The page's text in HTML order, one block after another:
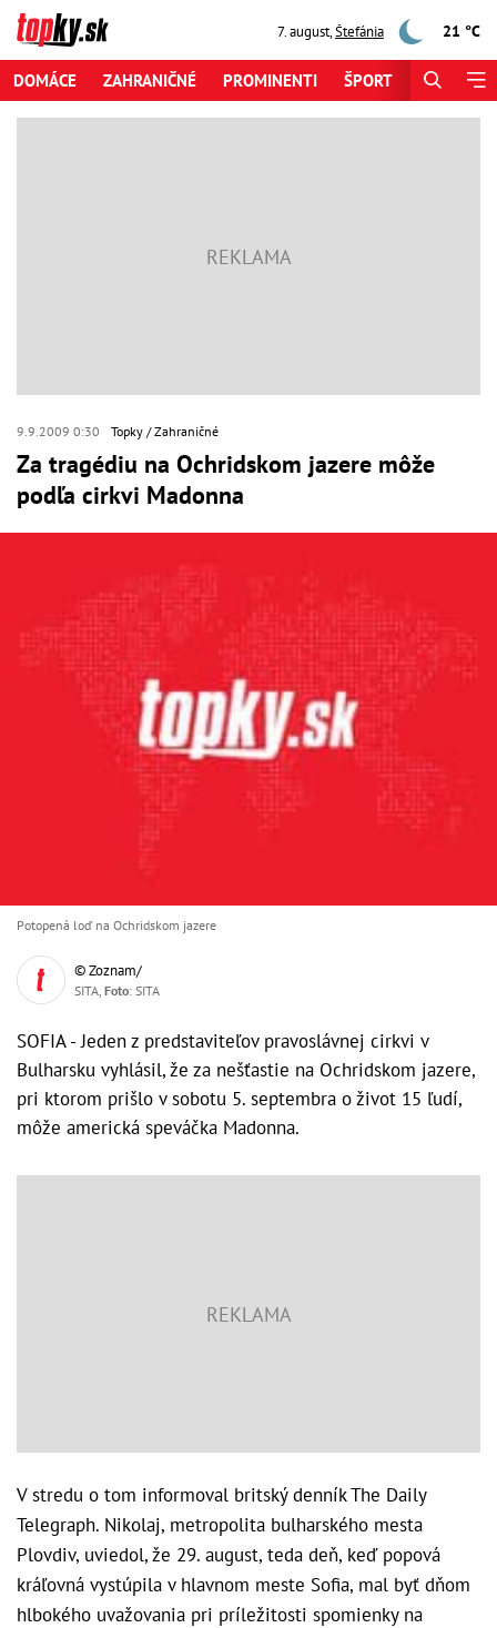
7. august,Štefánia 21 °C
DOMÁCE ZAHRANIČNÉ PROMINENTI ŠPORT
9.9.2009 0:30 Topky Zahraničné
Za tragédiu na Ochridskom jazere môže
podľa cirkvi Madonna
Potopená loď na Ochridskom jazere
© Zoznam/
SITA, Foto: SITA
SOFIA - Jeden z predstaviteľov pravoslávnej cirkvi v
Bulharsku vyhlásil, že za nešťastie na Ochridskom jazere,
pri ktorom prišlo v sobotu 5. septembra o život 15 ľudí,
môže americká speváčka Madonna.
V stredu o tom informoval britský denník The Daily
Telegraph. Nikolaj, metropolita bulharského mesta
Plovdiv, uviedol, že 29. august, teda deň, keď popová
kráľovná vystúpila v hlavnom meste Sofia, mal byť dňom
hlbokého uvažovania pri príležitosti spomienky na